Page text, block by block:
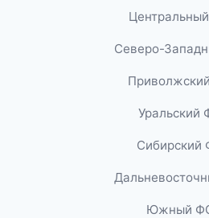
Северо-
Уральский
Сибирский
Южный